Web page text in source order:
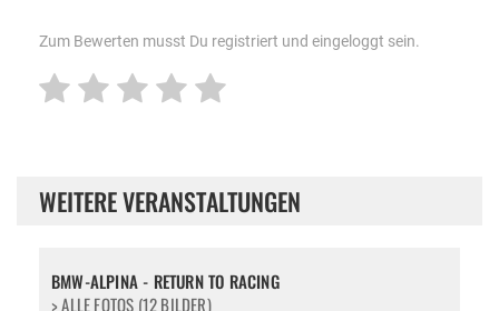
Zum Bewerten musst Du registriert und eingeloggt sein.
WEITERE VERANSTALTUNGEN
BMW-ALPINA - RETURN TO RACING
> ALLE FOTOS (12 BILDER)